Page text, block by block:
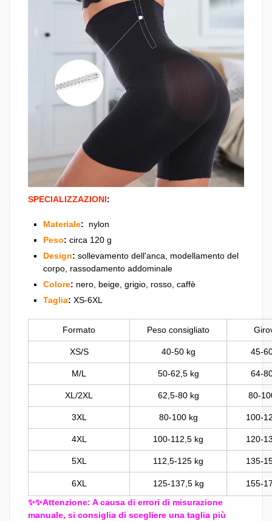
SPECIALIZZAZIONI:
Materiale:
nylon
Peso: circa 120 g
Design: sollevamento dell'anca, modellamento del
corpo, rassodamento addominale
Colore: nero, beige, grigio, rosso, caffè
Taglia: XS-6XL
Formato Peso consigliato
XS/S 40-50 kg 45-
M/L 50-62,5 kg 64-
XL/2XL 62,5-80 kg 80-
3XL 80-100 kg 100-
4XL 100-112,5 kg 120-
5XL 112,5-125 kg 135-
6XL 125-137,5 kg
155-
✨✨Attenzione: A causa di errori di misurazione
manuale, si consiglia di scegliere una taglia più